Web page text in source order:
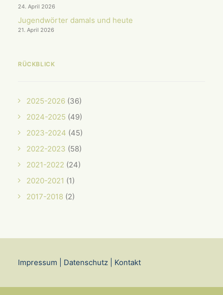
24. April 2026
Jugendwörter damals und heute
21. April 2026
RÜCKBLICK
2025-2026 (36)
2024-2025 (49)
2023-2024 (45)
2022-2023 (58)
2021-2022 (24)
2020-2021 (1)
2017-2018 (2)
Impressum Datenschutz Kontakt